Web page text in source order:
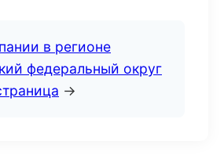
в регионе
федеральный округ
→